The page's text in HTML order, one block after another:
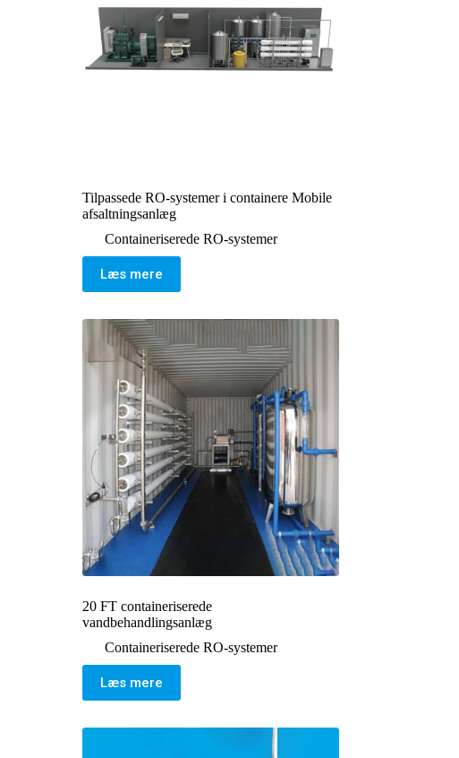
Tilpassede RO-systemer i containere Mobile
afsaltningsanlæg
Containeriserede RO-systemer
Læs mere
20 FT containeriserede
vandbehandlingsanlæg
Containeriserede RO-systemer
Læs mere